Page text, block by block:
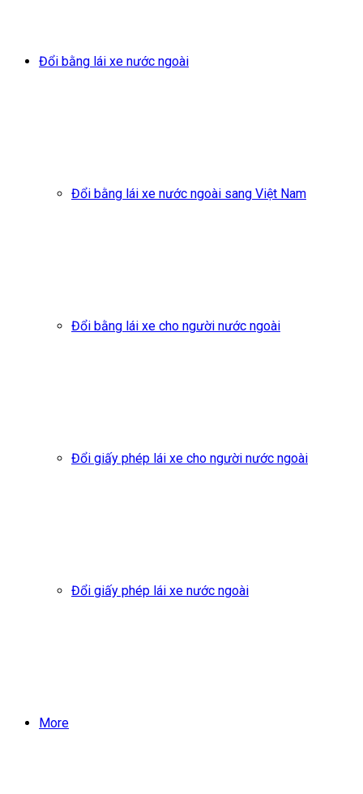
Đổi bằng lái xe nước ngoài
Đổi bằng lái xe nước ngoài sang Việt Nam
Đổi bằng lái xe cho người nước ngoài
Đổi giấy phép lái xe cho người nước ngoài
Đổi giấy phép lái xe nước ngoài
More